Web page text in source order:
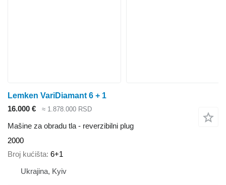
Lemken VariDiamant 6 + 1
16.000 €
≈ 1.878.000 RSD
Mašine za obradu tla - reverzibilni plug
2000
Broj kućišta 6+1
Ukrajina, Kyiv